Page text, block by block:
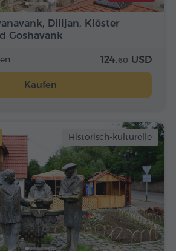
Dilijan, Klöster
Goshavank
124.60 USD
Kaufen
Historisch-kulturelle